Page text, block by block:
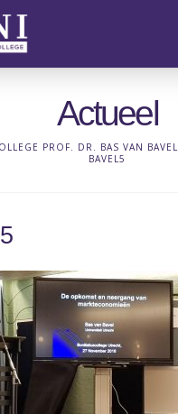
Actueel
PROF. DR. BAS VAN
BAVEL5